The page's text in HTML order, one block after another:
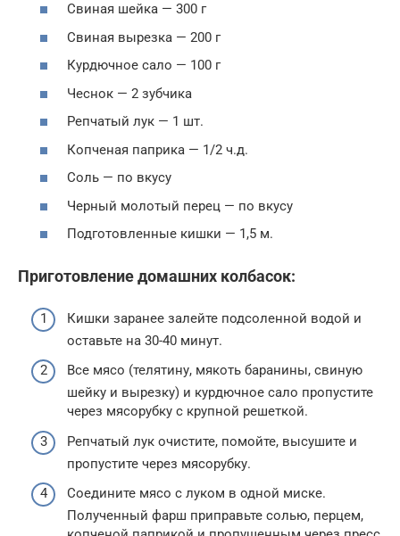
Свиная шейка — 300 г
Свиная вырезка — 200 г
Курдючное сало — 100 г
Чеснок — 2 зубчика
Репчатый лук — 1 шт.
Копченая паприка — 1/2 ч.д.
Соль — по вкусу
Черный молотый перец — по вкусу
Подготовленные кишки — 1,5 м.
Приготовление домашних колбасок:
Кишки заранее залейте подсоленной водой и
оставьте на 30-40 минут.
Все мясо (телятину, мякоть баранины, свиную
шейку и вырезку) и курдючное сало пропустите
через мясорубку с крупной решеткой.
Репчатый лук очистите, помойте, высушите и
пропустите через мясорубку.
Соедините мясо с луком в одной миске.
Полученный фарш приправьте солью, перцем,